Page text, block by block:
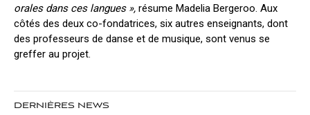
orales dans ces langues », résume Madelia Bergeroo. Aux
côtés des deux co-fondatrices, six autres enseignants, dont
des professeurs de danse et de musique, sont venus se
greffer au projet.
DERNIÈRES NEWS